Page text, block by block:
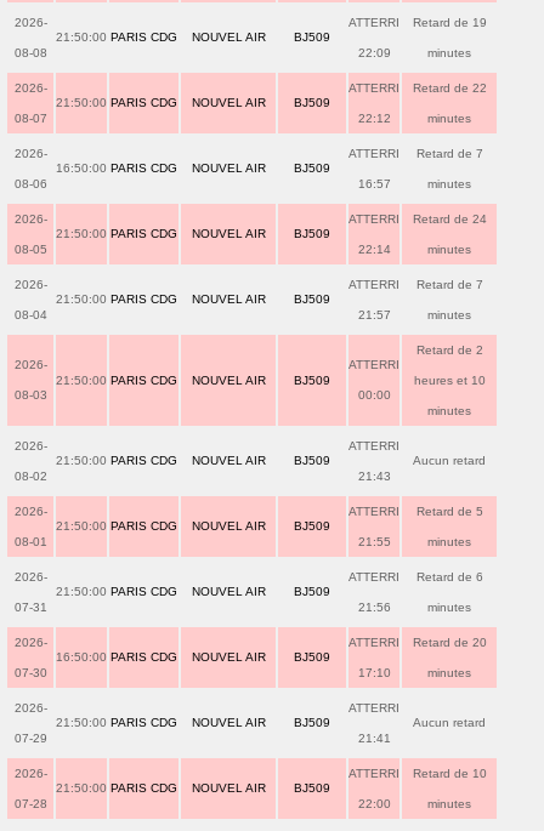
2026-
08-08
21:50:00 PARIS CDG NOUVEL AIR BJ509
ATTERRI
22:09
Retard de 19
minutes
2026-
08-07
21:50:00 PARIS CDG NOUVEL AIR BJ509
ATTERRI
22:12
Retard de 22
minutes
2026-
08-06
16:50:00 PARIS CDG NOUVEL AIR BJ509
ATTERRI
16:57
Retard de 7
minutes
2026-
08-05
21:50:00 PARIS CDG NOUVEL AIR BJ509
ATTERRI
22:14
Retard de 24
minutes
2026-
08-04
21:50:00 PARIS CDG NOUVEL AIR BJ509
ATTERRI
21:57
Retard de 7
minutes
2026-
08-03
21:50:00 PARIS CDG NOUVEL AIR BJ509
ATTERRI
00:00
Retard de 2
heures et 10
minutes
2026-
08-02
21:50:00 PARIS CDG NOUVEL AIR BJ509
ATTERRI
21:43
Aucun retard
2026-
08-01
21:50:00 PARIS CDG NOUVEL AIR BJ509
ATTERRI
21:55
Retard de 5
minutes
2026-
07-31
21:50:00 PARIS CDG NOUVEL AIR BJ509
ATTERRI
21:56
Retard de 6
minutes
2026-
07-30
16:50:00 PARIS CDG NOUVEL AIR BJ509
ATTERRI
17:10
Retard de 20
minutes
2026-
07-29
21:50:00 PARIS CDG NOUVEL AIR BJ509
ATTERRI
21:41
Aucun retard
2026-
07-28
21:50:00 PARIS CDG NOUVEL AIR BJ509
ATTERRI
22:00
Retard de 10
minutes